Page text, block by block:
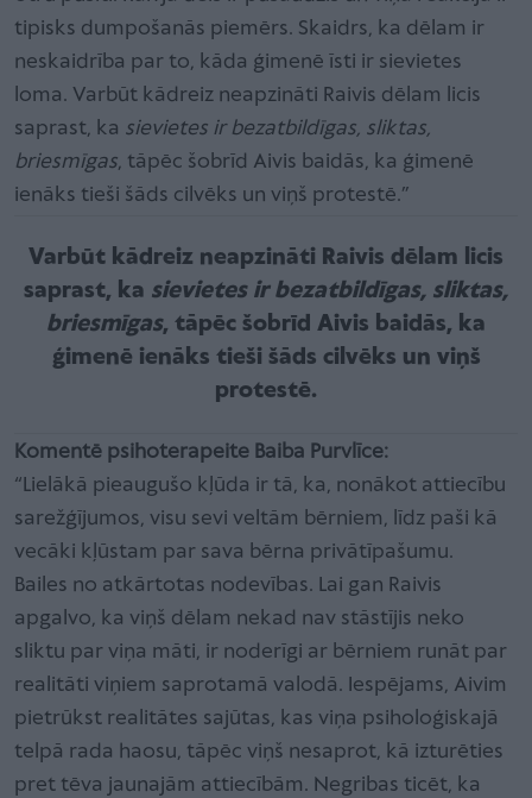
tipisks dumpošanās piemērs. Skaidrs, ka dēlam ir
neskaidrība par to, kāda ģimenē īsti ir sievietes
loma. Varbūt kādreiz neapzināti Raivis dēlam licis
saprast, ka sievietes ir bezatbildīgas, sliktas,
briesmīgas, tāpēc šobrīd Aivis baidās, ka ģimenē
ienāks tieši šāds cilvēks un viņš protestē.”
Varbūt kādreiz neapzināti Raivis dēlam licis
saprast, ka sievietes ir bezatbildīgas, sliktas,
briesmīgas, tāpēc šobrīd Aivis baidās, ka
ģimenē ienāks tieši šāds cilvēks un viņš
protestē.
Komentē psihoterapeite Baiba Purvlīce:
“Lielākā pieaugušo kļūda ir tā, ka, nonākot attiecību
sarežģījumos, visu sevi veltām bērniem, līdz paši kā
vecāki kļūstam par sava bērna privātīpašumu.
Bailes no atkārtotas nodevības. Lai gan Raivis
apgalvo, ka viņš dēlam nekad nav stāstījis neko
sliktu par viņa māti, ir noderīgi ar bērniem runāt par
realitāti viņiem saprotamā valodā. Iespējams, Aivim
pietrūkst realitātes sajūtas, kas viņa psiholoģiskajā
telpā rada haosu, tāpēc viņš nesaprot, kā izturēties
pret tēva jaunajām attiecībām. Negribas ticēt, ka